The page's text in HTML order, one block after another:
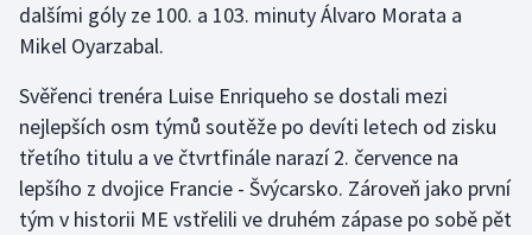
Jezdectví
Judo
Krasobruslení
Lezení
dalšími góly ze 100. a 103. minuty Álvaro Morata a
Mikel Oyarzabal.
Svěřenci trenéra Luise Enriqueho se dostali mezi
nejlepších osm týmů soutěže po devíti letech od zisku
třetího titulu a ve čtvrtfinále narazí 2. července na
lepšího z dvojice Francie - Švýcarsko. Zároveň jako první
tým v historii ME vstřelili ve druhém zápase po sobě pět